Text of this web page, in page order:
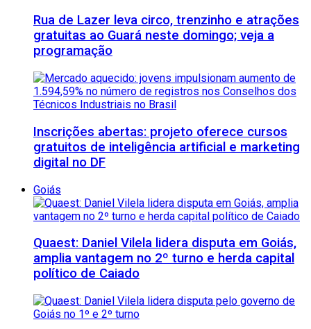
Rua de Lazer leva circo, trenzinho e atrações
gratuitas ao Guará neste domingo; veja a
programação
Inscrições abertas: projeto oferece cursos
gratuitos de inteligência artificial e marketing
digital no DF
Goiás
Quaest: Daniel Vilela lidera disputa em Goiás,
amplia vantagem no 2º turno e herda capital
político de Caiado